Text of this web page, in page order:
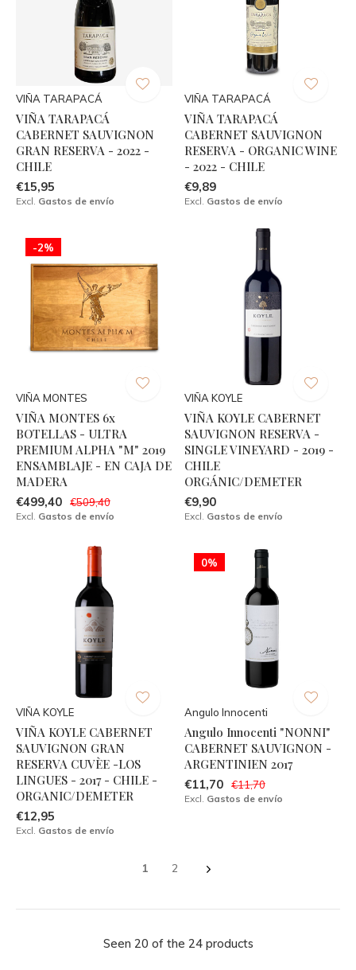
VIÑA TARAPACÁ
VIÑA TARAPACÁ
CABERNET SAUVIGNON
GRAN RESERVA - 2022 -
CHILE
€15,95
Excl. Gastos de envío
VIÑA TARAPACÁ
VIÑA TARAPACÁ
CABERNET SAUVIGNON
RESERVA - ORGANIC WINE
- 2022 - CHILE
€9,89
Excl. Gastos de envío
-2%
VIÑA MONTES
VIÑA MONTES 6x
BOTELLAS - ULTRA
PREMIUM ALPHA "M" 2019
ENSAMBLAJE - EN CAJA DE
MADERA
€499,40 €509,40
Excl. Gastos de envío
VIÑA KOYLE
VIÑA KOYLE CABERNET
SAUVIGNON RESERVA -
SINGLE VINEYARD - 2019 -
CHILE
ORGÁNIC/DEMETER
€9,90
Excl. Gastos de envío
VIÑA KOYLE
VIÑA KOYLE CABERNET
SAUVIGNON GRAN
RESERVA CUVÈE -LOS
LINGUES - 2017 - CHILE -
ORGANIC/DEMETER
€12,95
Excl. Gastos de envío
0%
Angulo Innocenti
Angulo Innocenti "NONNI"
CABERNET SAUVIGNON -
ARGENTINIEN 2017
€11,70 €11,70
Excl. Gastos de envío
1 2
Seen 20 of the 24 products